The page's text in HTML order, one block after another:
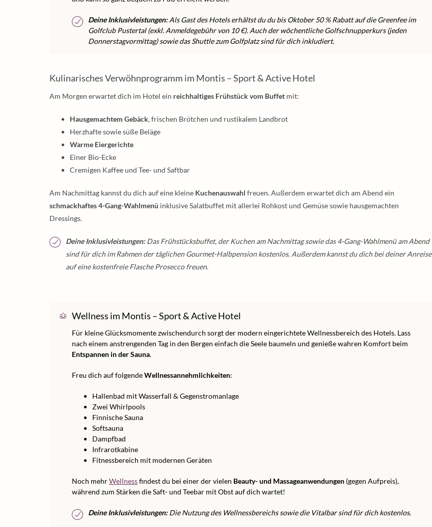
Deine Inklusivleistungen:Als Gast des Hotels erhältst du du bis Oktober 50 % Rabatt auf die Greenfee im
Golfclub Pustertal (exkl. Anmeldegebühr von 10 €). Auch der wöchentliche Golfschnupperkurs (jeden
Donnerstagvormittag) sowie das Shuttle zum Golfplatz sind für dich inkludiert.
Kulinarisches Verwöhnprogramm im Montis – Sport & Active Hotel
Am Morgen erwartet dich im Hotel ein reichhaltiges Frühstück vom Buffet mit:
Hausgemachtem Gebäck, frischen Brötchen und rustikalem Landbrot
Herzhafte sowie süße Beläge
Warme Eiergerichte
Einer Bio-Ecke
Cremigen Kaffee und Tee- und Saftbar
Am Nachmittag kannst du dich auf eine kleine Kuchenauswahl freuen. Außerdem erwartet dich am Abend ein
schmackhaftes 4-Gang-Wahlmenü inklusive Salatbuffet mit allerlei Rohkost und Gemüse sowie hausgemachten
Dressings.
Deine Inklusivleistungen:Das Frühstücksbuffet, der Kuchen am Nachmittag sowie das 4-Gang-Wahlmenü am Abend
sind für dich im Rahmen der täglichen Gourmet-Halbpension kostenlos. Außerdem kannst du dich bei deiner Anreise
auf eine kostenfreie Flasche Prosecco freuen.
Wellness im Montis – Sport & Active Hotel
Für kleine Glücksmomente zwischendurch sorgt der modern eingerichtete Wellnessbereich des Hotels. Lass
nach einem anstrengenden Tag in den Bergen einfach die Seele baumeln und genieße wahren Komfort beim
Entspannen in der Sauna.
Freu dich auf folgendeWellnessannehmlichkeiten:
Hallenbad mit Wasserfall & Gegenstromanlage
Zwei Whirlpools
Finnische Sauna
Softsauna
Dampfbad
Infrarotkabine
Fitnessbereich mit modernen Geräten
Noch mehrWellnessfindest du bei einer der vielen Beauty- und Massageanwendungen (gegen Aufpreis),
während zum Stärken die Saft- und Teebar mit Obst auf dich wartet!
Deine Inklusivleistungen:Die Nutzung des Wellnessbereichs sowie die Vitalbar sind für dich kostenlos.